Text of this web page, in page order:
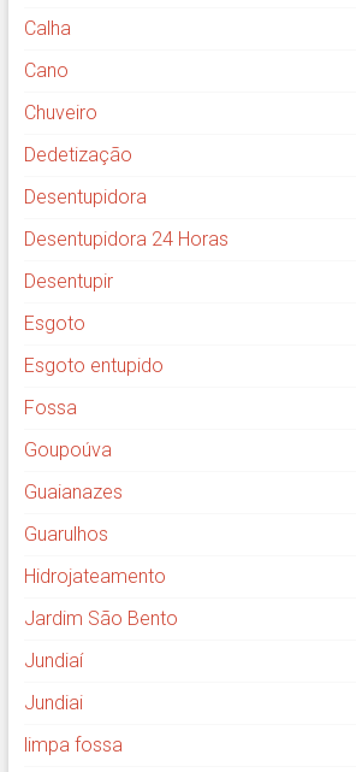
Calha
Cano
Chuveiro
Dedetização
Desentupidora
Desentupidora 24 Horas
Desentupir
Esgoto
Esgoto entupido
Fossa
Goupoúva
Guaianazes
Guarulhos
Hidrojateamento
Jardim São Bento
Jundiaí
Jundiai
limpa fossa